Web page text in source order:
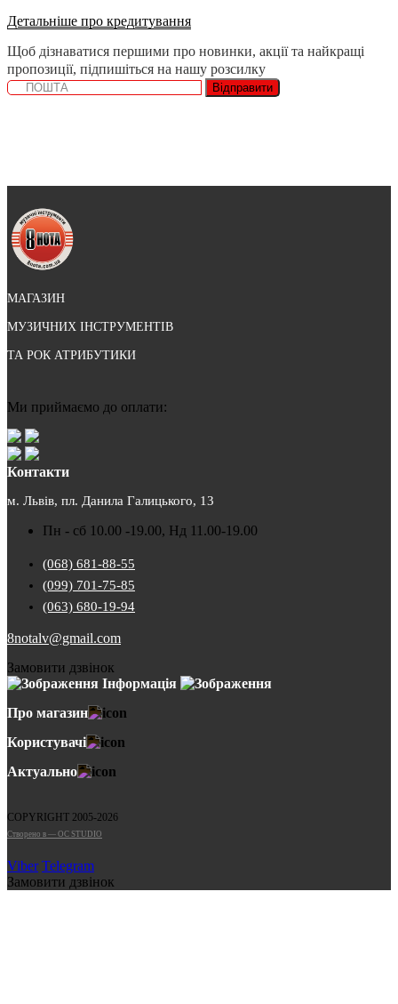
Детальніше про кредитування
Щоб дізнаватися першими про новинки, акції та найкращі
пропозиції, підпишіться на нашу розсилку
Відправити
МАГАЗИН
МУЗИЧНИХ ІНСТРУМЕНТІВ
ТА РОК АТРИБУТИКИ
Ми приймаємо до оплати:
Контакти
м. Львів, пл. Данила Галицького, 13
Пн - сб 10.00 -19.00, Нд 11.00-19.00
(068) 681-88-55
(099) 701-75-85
(063) 680-19-94
8notalv@gmail.com
Замовити дзвінок
Інформація
Про магазин
Користувачі
Актуально
COPYRIGHT 2005-2026
Cтворено в — OC STUDIO
Viber Telegram
Замовити дзвінок